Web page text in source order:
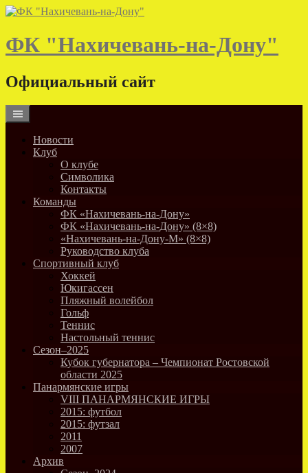
Skip
content
ФК "Нахичевань-на-Дону"
Официальный сайт
Новости
Клуб
О клубе
Символика
Контакты
Команды
ФК «Нахичевань-на-Дону»
ФК «Нахичевань-на-Дону» (8×8)
«Нахичевань-на-Дону-М» (8×8)
Руководство клуба
Спортивный клуб
Хоккей
Юкигассен
Пляжный волейбол
Гольф
Теннис
Настольный теннис
Сезон–2025
Кубок губернатора – Чемпионат Ростовской
области 2025
Панармянские игры
VIII ПАНАРМЯНСКИЕ ИГРЫ
2015: футбол
2015: футзал
2011
2007
Архив